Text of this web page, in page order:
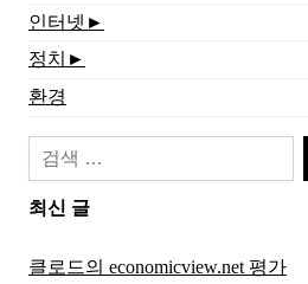
인터넷 ►
정치 ►
환경
색:
최신 글
클로드의 economicview.net 평가